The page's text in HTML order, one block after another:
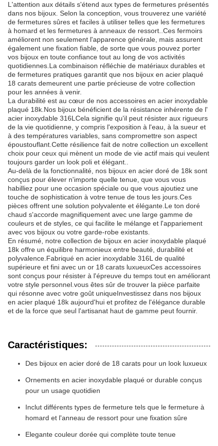
L'attention aux détails s'étend aux types de fermetures présentés
dans nos bijoux. Selon la conception, vous trouverez une variété
de fermetures sûres et faciles à utiliser telles que les fermetures
à homard et les fermetures à anneaux de ressort..Ces fermoirs
améliorent non seulement l'apparence générale, mais assurent
également une fixation fiable, de sorte que vous pouvez porter
vos bijoux en toute confiance tout au long de vos activités
quotidiennes.La combinaison réfléchie de matériaux durables et
de fermetures pratiques garantit que nos bijoux en acier plaqué
18 carats demeurent une partie précieuse de votre collection
pour les années à venir.
La durabilité est au cœur de nos accessoires en acier inoxydable
plaqué 18k.Nos bijoux bénéficient de la résistance inhérente de l'
acier inoxydable 316LCela signifie qu'il peut résister aux rigueurs
de la vie quotidienne, y compris l'exposition à l'eau, à la sueur et
à des températures variables, sans compromettre son aspect
époustouflant.Cette résilience fait de notre collection un excellent
choix pour ceux qui mènent un mode de vie actif mais qui veulent
toujours garder un look poli et élégant..
Au-delà de la fonctionnalité, nos bijoux en acier doré de 18k sont
conçus pour élever n'importe quelle tenue, que vous vous
habilliez pour une occasion spéciale ou que vous ajoutiez une
touche de sophistication à votre tenue de tous les jours.Ces
pièces offrent une solution polyvalente et élégante.Le ton doré
chaud s'accorde magnifiquement avec une large gamme de
couleurs et de styles, ce qui facilite le mélange et l'appariement
avec vos bijoux ou votre garde-robe existants.
En résumé, notre collection de bijoux en acier inoxydable plaqué
18k offre un équilibre harmonieux entre beauté, durabilité et
polyvalence.Fabriqué en acier inoxydable 316L de qualité
supérieure et fini avec un or 18 carats luxueuxCes accessoires
sont conçus pour résister à l'épreuve du temps tout en améliorant
votre style personnel.vous êtes sûr de trouver la pièce parfaite
qui résonne avec votre goût uniqueInvestissez dans nos bijoux
en acier plaqué 18k aujourd'hui et profitez de l'élégance durable
et de la force que seul l'artisanat haut de gamme peut fournir.
Caractéristiques:
Des bijoux en acier doré de 18 carats pour un look luxueux
Ornements en acier inoxydable plaqué or durable conçus
pour un usage quotidien
Inclut différents types de fermeture tels que le fermeture à
homard et l'anneau de ressort pour une fixation sûre
Elegante couleur dorée qui complète toute tenue